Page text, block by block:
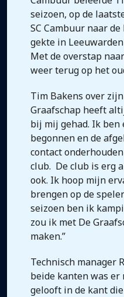
seizoen, op de
SC Cambuur naar
gekte in
Met de overstap
weer terug op het
Tim Bakens over
Graafschap heeft
bij mij gehad. Ik
begonnen en de
contact
club. De club is erg
ook. Ik hoop mijn
brengen op de
seizoen ben ik
zou ik met De
maken.”
Technisch manager
beide kanten was
gelooft in de kant